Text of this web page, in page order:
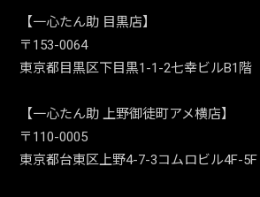
【一心たん助 目黒店】
〒153-0064
東京都目黒区下目黒1-1-2七幸ビルB1階
【一心たん助 上野御徒町アメ横店】
〒110-0005
東京都台東区上野4-7-3コムロビル4F-5F